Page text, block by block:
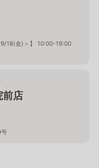
9/18(金)＞】 10:00-19:00
前店
号